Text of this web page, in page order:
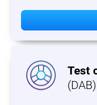
Test
(DAB)